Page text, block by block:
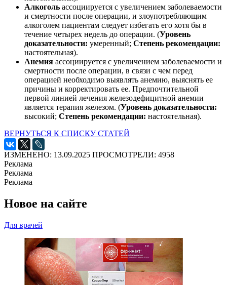
Алкоголь ассоциируется с увеличением заболеваемости
и смертности после операции, и злоупотребляющим
алкоголем пациентам следует избегать его хотя бы в
течение четырех недель до операции. (Уровень
доказательности: умеренный; Степень рекомендации:
настоятельная).
Анемия ассоциируется с увеличением заболеваемости и
смертности после операции, в связи с чем перед
операцией необходимо выявлять анемию, выяснять ее
причины и корректировать ее. Предпочтительной
первой линией лечения железодефицитной анемии
является терапия железом. (Уровень доказательности:
высокий; Степень рекомендации: настоятельная).
ВЕРНУТЬСЯ К СПИСКУ СТАТЕЙ
ИЗМЕНЕНО: 13.09.2025 ПРОСМОТРЕЛИ: 4958
Реклама
Реклама
Реклама
Новое на сайте
Для врачей